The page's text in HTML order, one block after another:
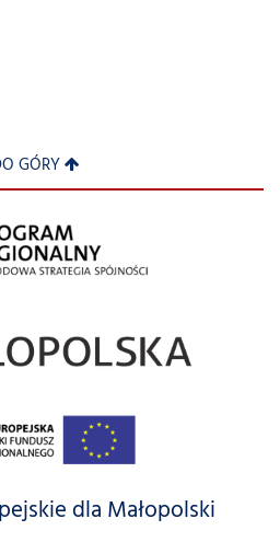
GÓRY
dla Małopolski